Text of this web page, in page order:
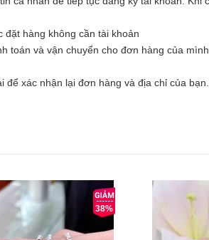
đặt hàng không cần tài khoản
toán và vận chuyển cho đơn hàng của mình
xác nhận lại đơn hàng và địa chỉ của bạn.
38%